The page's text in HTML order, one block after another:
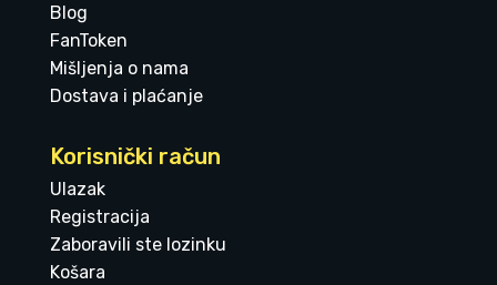
Blog
FanToken
Mišljenja o nama
Dostava i plaćanje
Korisnički račun
Ulazak
Registracija
Zaboravili ste lozinku
Košara